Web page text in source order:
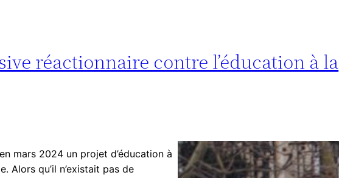
réactionnaire contre l’éducation à la
mars 2024 un projet d’éducation à
Alors qu’il n’existait pas de